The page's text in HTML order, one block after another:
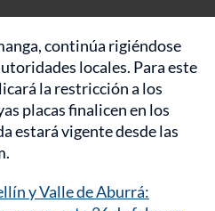
continúa rigiéndose
locales. Para este
la restricción a los
placas finalicen en los
estará vigente desde las
y Valle de Aburrá: